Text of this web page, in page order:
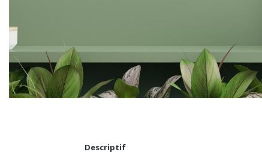
Descriptif